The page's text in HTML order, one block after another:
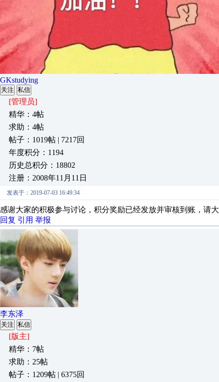
GKstudying
关注 私信
[管理员]
精华：4帖
求助：4帖
帖子：1019帖 | 7217回
年度积分：1194
历史总积分：18802
注册：2008年11月11日
发表于：2019-07-03 16:49:34
感谢大家的积极参与讨论，积分奖励已经发放并审核到账，请
回复 引用 举报
李东泽
关注 私信
[版主]
精华：7帖
求助：25帖
帖子：1209帖 | 6375回